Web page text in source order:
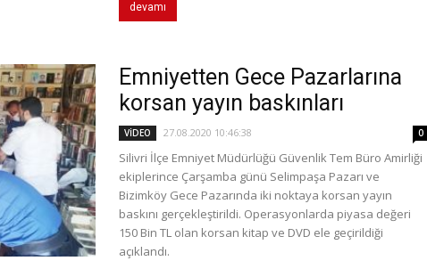
devamı
Emniyetten Gece Pazarlarına
korsan yayın baskınları
VİDEO 27.08.2020 10:46:38 0
Silivri İlçe Emniyet Müdürlüğü Güvenlik Tem Büro Amirliği
ekiplerince Çarşamba günü Selimpaşa Pazarı ve
Bizimköy Gece Pazarında iki noktaya korsan yayın
baskını gerçekleştirildi. Operasyonlarda piyasa değeri
150 Bin TL olan korsan kitap ve DVD ele geçirildiği
açıklandı.